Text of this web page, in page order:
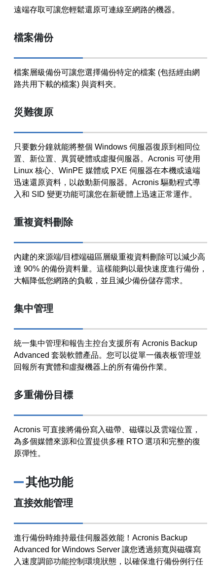
遠端存取可讓您輕鬆還原可連線至網路的機器。
檔案備份
檔案層級備份可讓您選擇備份特定的檔案 (包括經由網
路共用下載的檔案) 與資料夾。
災難復原
只要數分鐘就能將整個 Windows 伺服器復原到相同位
置、新位置、異質硬體或虛擬伺服器。Acronis 可使用
Linux 核心、WinPE 媒體或 PXE 伺服器在本機或遠端
迅速還原資料，以啟動新伺服器。Acronis 驅動程式導
入和 SID 變更功能可讓您在新硬體上迅速正常運作。
重複資料刪除
內建的來源端/目標端磁區層級重複資料刪除可以減少高
達 90% 的備份資料量。這樣能夠以最快速度進行備份，
大幅降低您網路的負載，並且減少備份儲存需求。
集中管理
統一集中管理和報告主控台支援所有 Acronis Backup
Advanced 套裝軟體產品。您可以從單一儀表板管理並
回報所有實體和虛擬機器上的所有備份作業。
多重備份目標
Acronis 可直接將備份寫入磁帶、磁碟以及雲端位置，
為多個媒體來源和位置提供多種 RTO 選項和完整的復
原彈性。
其他功能
直接效能管理
進行備份時維持最佳伺服器效能！Acronis Backup
Advanced for Windows Server 讓您透過頻寬與磁碟寫
入速度調節功能控制環境狀態，以確保進行備份例行任